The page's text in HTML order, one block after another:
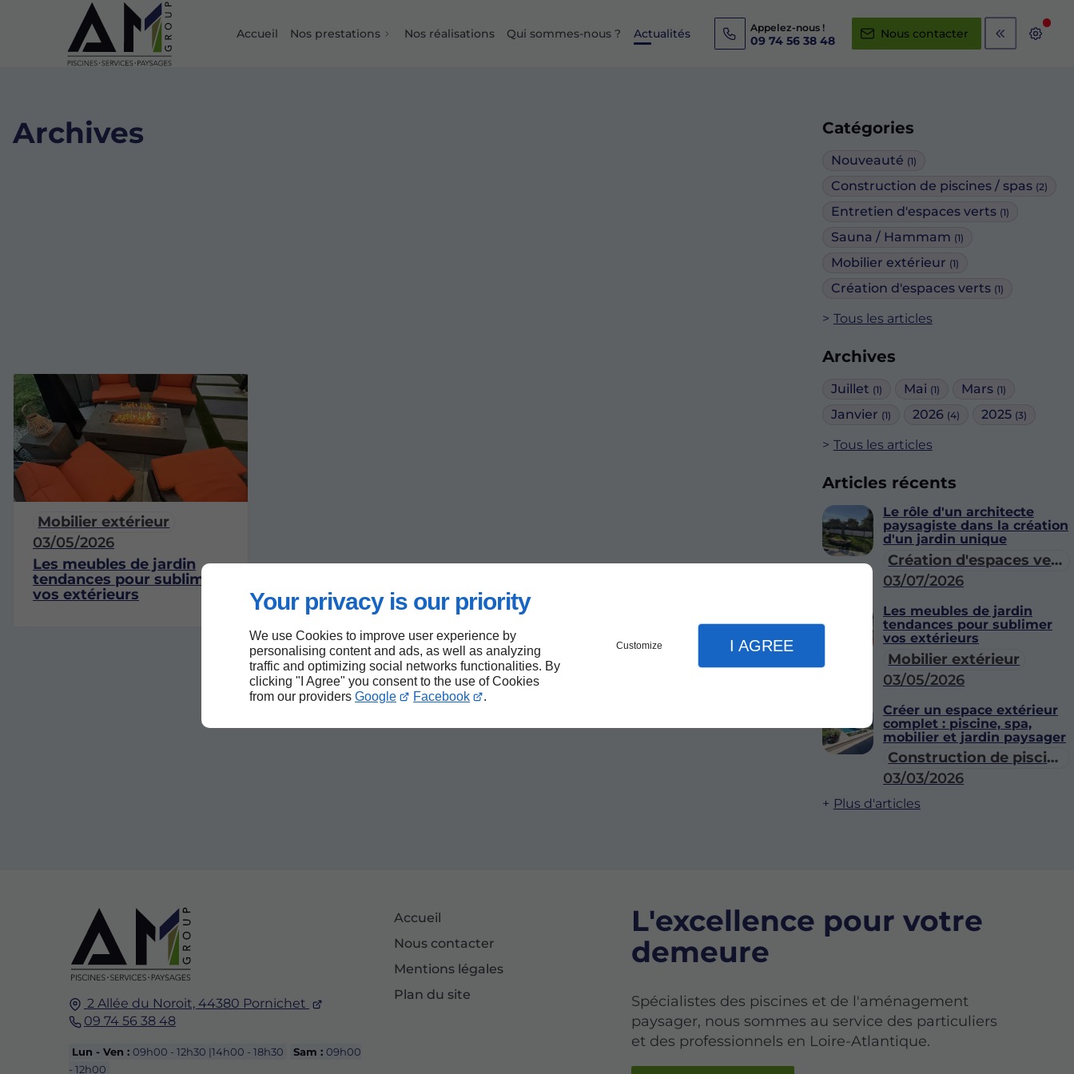
Your privacy is our priority
We use Cookies to improve user experience by
personalising content and ads, as well as analyzing
traffic and optimizing social networks functionalities. By
clicking "I Agree" you consent to the use of Cookies
from our providers Google Facebook .
Customize I AGREE
Accueil Nos prestations Nos réalisations Qui sommes-nous ? Actualités Appelez-nous !
09 74 56 38 48 Nous contacter
Catégories
Nouveauté (1)
Construction de piscines / spas (2)
Entretien d'espaces verts (1)
Sauna / Hammam (1)
Mobilier extérieur (1)
Création d'espaces verts (1)
Tous les articles
Archives
Juillet (1) Mai (1) Mars (1)
Janvier (1) 2026 (4) 2025 (3)
Tous les articles
Articles récents
Création d'espaces verts
03/07/2026
Le rôle d'un architecte
paysagiste dans la création
d'un jardin unique
Mobilier extérieur
03/05/2026
Les meubles de jardin
tendances pour sublimer
vos extérieurs
Construction de piscines / spas
03/03/2026
Créer un espace extérieur
complet : piscine, spa,
mobilier et jardin paysager
Plus d'articles
Archives
Mobilier extérieur
03/05/2026
Les meubles de jardin
tendances pour sublimer
vos extérieurs
2 Allée du Noroit, 44380 Pornichet
09 74 56 38 48
Lun - Ven : 09h00 - 12h30 |14h00 - 18h30 Sam : 09h00
- 12h00
Accueil
Nous contacter
Mentions légales
Plan du site
L'excellence pour votre
demeure
Spécialistes des piscines et de l'aménagement
paysager, nous sommes au service des particuliers
et des professionnels en Loire-Atlantique.